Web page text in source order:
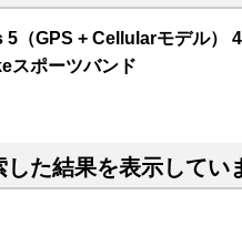
（GPS + Cellularモデル）
スポーツバンド
した結果を表示してい